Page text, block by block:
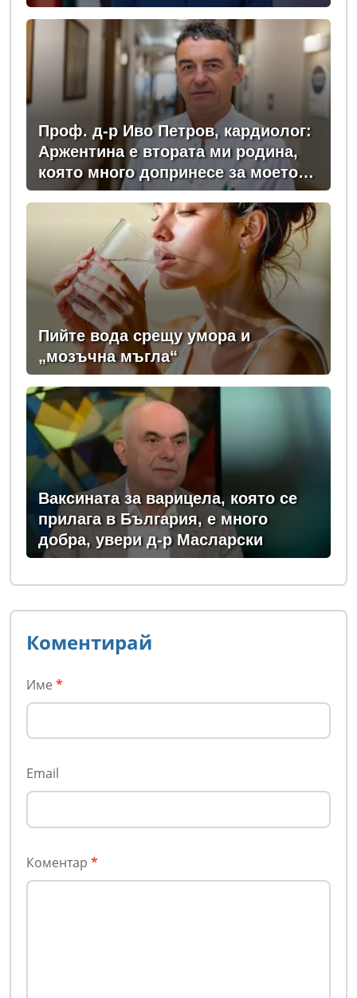
Ивкова
Проф. д-р Иво Петров, кардиолог:
Аржентина е втората ми родина,
която много допринесе за моето
професионално развитие
Пийте вода срещу умора и
„мозъчна мъгла“
Ваксината за варицела, която се
прилага в България, е много
добра, увери д-р Масларски
Коментирай
Име *
Email
Коментар *